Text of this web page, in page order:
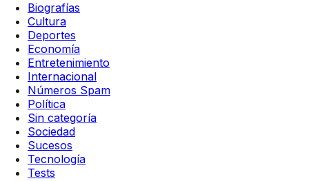
Biografías
Cultura
Deportes
Economía
Entretenimiento
Internacional
Números Spam
Política
Sin categoría
Sociedad
Sucesos
Tecnología
Tests